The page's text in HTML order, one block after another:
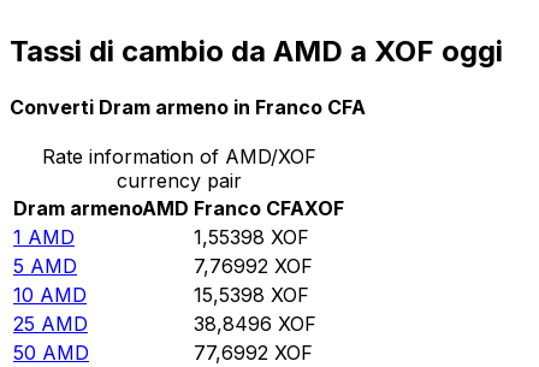
Tassi di cambio da AMD a XOF oggi
Converti Dram armeno in Franco CFA
Rate information of AMD/XOF
currency pair
Dram armenoAMD Franco CFAXOF
1 AMD 1,55398 XOF
5 AMD 7,76992 XOF
10 AMD 15,5398 XOF
25 AMD 38,8496 XOF
50 AMD 77,6992 XOF